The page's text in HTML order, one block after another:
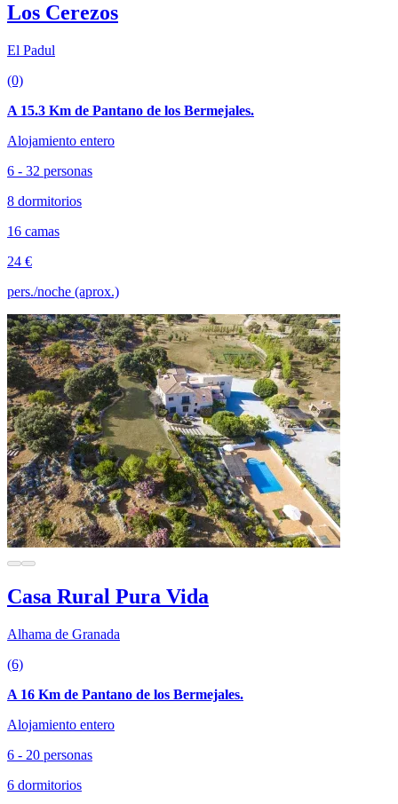
Los Cerezos
El Padul
(0)
A 15.3 Km de Pantano de los Bermejales.
Alojamiento entero
6 - 32 personas
8 dormitorios
16 camas
24 €
pers./noche (aprox.)
Casa Rural Pura Vida
Alhama de Granada
(6)
A 16 Km de Pantano de los Bermejales.
Alojamiento entero
6 - 20 personas
6 dormitorios